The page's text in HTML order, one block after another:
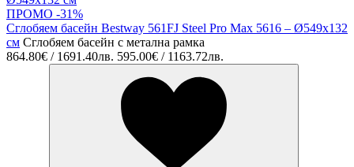
ПРОМО -31%
Сглобяем басейн Bestway 561FJ Steel Pro Max 5616 – Ø549x132
см Сглобяем басейн с метална рамка
864.80€ / 1691.40лв. 595.00€ / 1163.72лв.